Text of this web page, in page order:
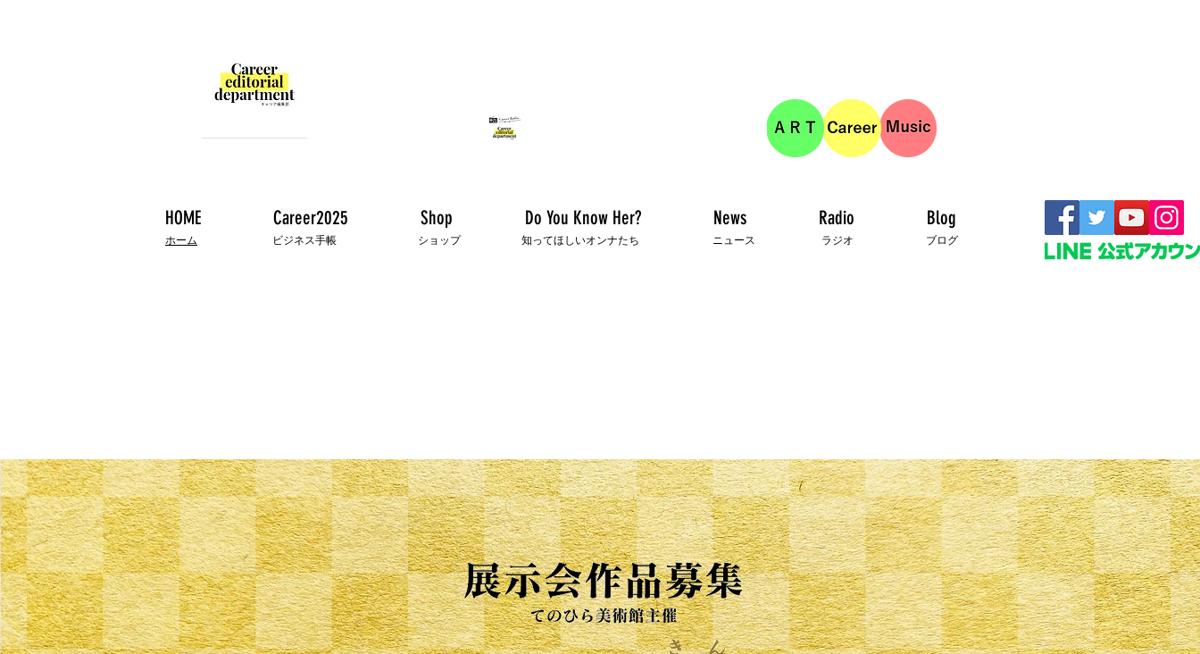
HOME Career2025 Shop Do You Know Her? News Radio Blog
ホーム ビジネス手帳 ショップ 知ってほしいオンナたち ニュース ラジオ ブログ